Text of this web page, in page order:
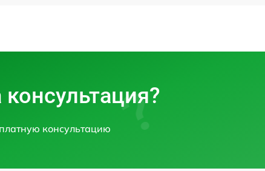
консультацию